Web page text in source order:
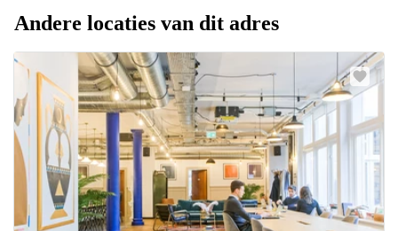
Andere locaties van dit adres